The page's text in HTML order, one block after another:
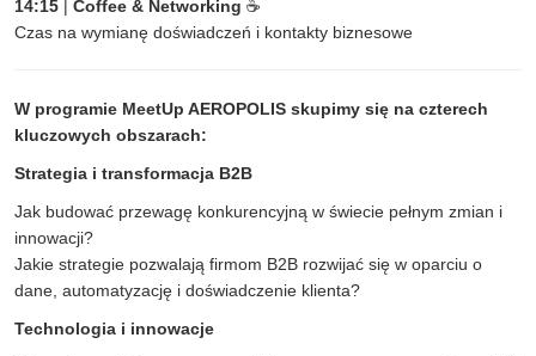
14:15 Coffee & Networking ☕
Czas na wymianę doświadczeń i kontakty biznesowe
W programie MeetUp AEROPOLIS skupimy się na czterech
kluczowych obszarach:
Strategia i transformacja B2B
Jak budować przewagę konkurencyjną w świecie pełnym zmian i
innowacji?
Jakie strategie pozwalają firmom B2B rozwijać się w oparciu o
dane, automatyzację i doświadczenie klienta?
Technologia i innowacje